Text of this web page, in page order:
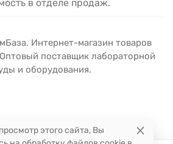
в отделе продаж.
Интернет-магазин товаров
поставщик лабораторной
и оборудования.
этого сайта, Вы